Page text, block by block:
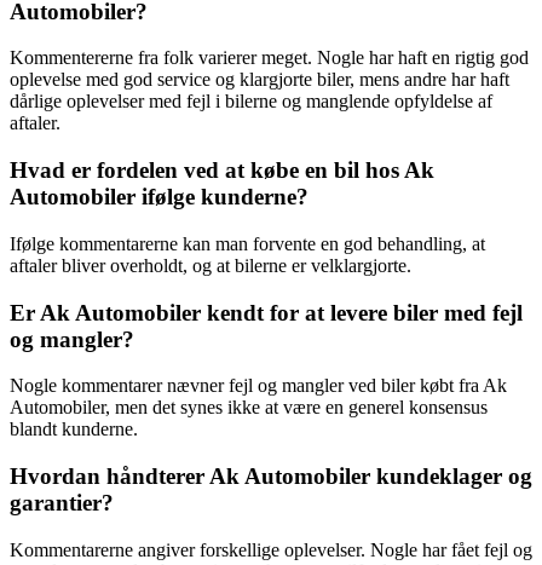
Automobiler?
Kommentererne fra folk varierer meget. Nogle har haft en rigtig god
oplevelse med god service og klargjorte biler, mens andre har haft
dårlige oplevelser med fejl i bilerne og manglende opfyldelse af
aftaler.
Hvad er fordelen ved at købe en bil hos Ak
Automobiler ifølge kunderne?
Ifølge kommentarerne kan man forvente en god behandling, at
aftaler bliver overholdt, og at bilerne er velklargjorte.
Er Ak Automobiler kendt for at levere biler med fejl
og mangler?
Nogle kommentarer nævner fejl og mangler ved biler købt fra Ak
Automobiler, men det synes ikke at være en generel konsensus
blandt kunderne.
Hvordan håndterer Ak Automobiler kundeklager og
garantier?
Kommentarerne angiver forskellige oplevelser. Nogle har fået fejl og